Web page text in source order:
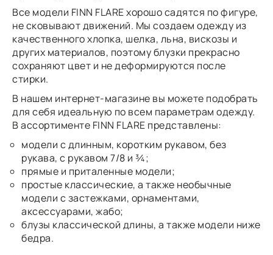
Все модели FINN FLARE хорошо садятся по фигуре,
не сковывают движений. Мы создаем одежду из
качественного хлопка, шелка, льна, вискозы и
других материалов, поэтому блузки прекрасно
сохраняют цвет и не деформируются после
стирки.
В нашем интернет-магазине вы можете подобрать
для себя идеальную по всем параметрам одежду.
В ассортименте FINN FLARE представлены:
модели с длинным, коротким рукавом, без
рукава, с рукавом 7/8 и ¾;
прямые и приталенные модели;
простые классические, а также необычные
модели с застежками, орнаментами,
аксессуарами, жабо;
блузы классической длины, а также модели ниже
бедра.